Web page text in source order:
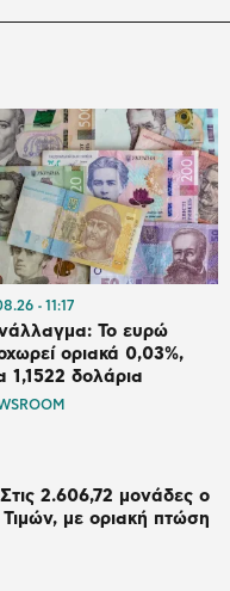
11:17
Το ευρώ
οριακά 0,03%,
1,1522 δολάρια
2.606,72 μονάδες ο
Τιμών, με οριακή πτώση